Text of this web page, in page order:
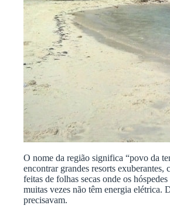
O nome da região significa “povo da
encontrar grandes resorts
feitas de folhas secas onde os
muitas vezes não têm energia
precisavam.